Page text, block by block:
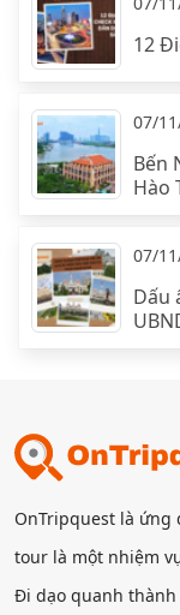
12
07/
Bến
Hào
07/
Dấu
phá
OnTripquest là ứng
tour là một nhiệm
Đi dạo quanh